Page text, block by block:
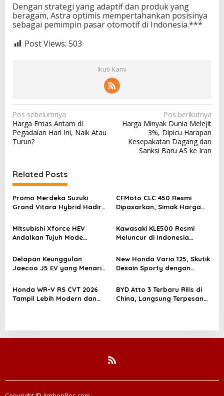
Dengan strategi yang adaptif dan produk yang
beragam, Astra optimis mempertahankan posisinya
sebagai pemimpin pasar otomotif di Indonesia.***
Post Views: 503
Ikuti Kami
N
a
v
g
a
s
i
p
o
s
Pos sebelumnya
Harga Emas Antam di
Pegadaian Hari Ini, Naik Atau
Turun?
Pos berikutnya
Harga Minyak Dunia Melejit
3%, Dipicu Harapan
Kesepakatan Dagang dan
Sanksi Baru AS ke Iran
Related Posts
Promo Merdeka Suzuki
Grand Vitara Hybrid Hadir
CFMoto CLC 450 Resmi
Dipasarkan, Simak Harga
Mitsubishi Xforce HEV
Andalkan Tujuh Mode
BBM 1.172 Km
Kawasaki KLE500 Resmi
Meluncur di Indonesia
Delapan Keunggulan
Jaecoo J5 EV yang Menarik
New Honda Vario 125, Skutik
Desain Sporty dengan
Bertenaga
Honda WR-V RS CVT 2026
Tampil Lebih Modern dan
BYD Atto 3 Terbaru Rilis di
China, Langsung Terpesan